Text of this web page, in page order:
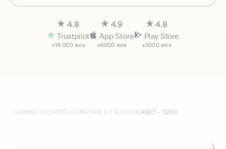
4.8
Trustpilot
+14 000 avis
4.9
App Store
+6000 avis
4.8
Play Store
+3000 avis
CABINET D'EXPERT-COMPTABLE / AUDE / CANET - 11200